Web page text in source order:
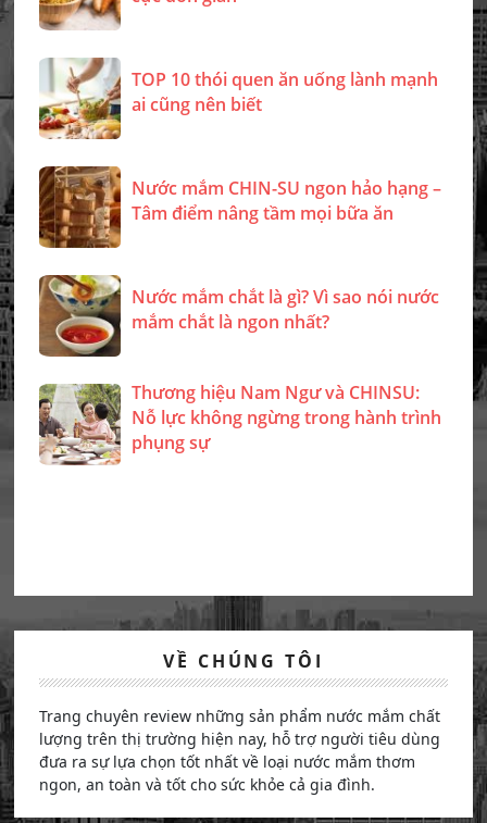
TOP 10 thói quen ăn uống lành mạnh
ai cũng nên biết
Nước mắm CHIN-SU ngon hảo hạng –
Tâm điểm nâng tầm mọi bữa ăn
Nước mắm chắt là gì? Vì sao nói nước
mắm chắt là ngon nhất?
Thương hiệu Nam Ngư và CHINSU:
Nỗ lực không ngừng trong hành trình
phụng sự
VỀ CHÚNG TÔI
Trang chuyên review những sản phẩm nước mắm chất
lượng trên thị trường hiện nay, hỗ trợ người tiêu dùng
đưa ra sự lựa chọn tốt nhất về loại nước mắm thơm
ngon, an toàn và tốt cho sức khỏe cả gia đình.